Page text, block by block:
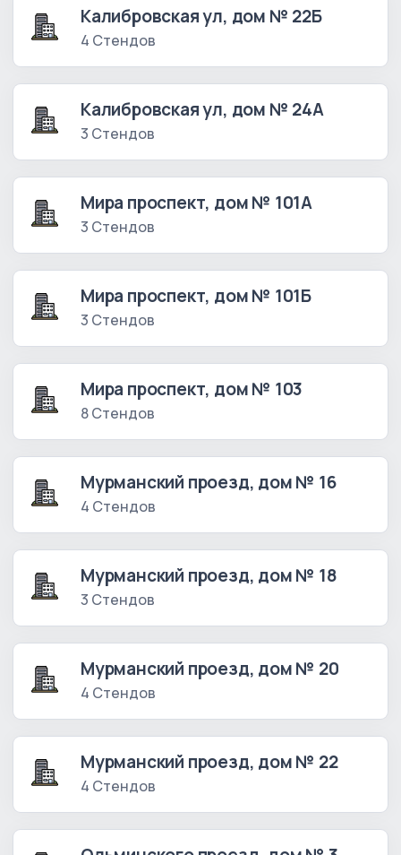
Калибровская ул, дом № 22Б
4 Стендов
Калибровская ул, дом № 24А
3 Стендов
Мира проспект, дом № 101А
3 Стендов
Мира проспект, дом № 101Б
3 Стендов
Мира проспект, дом № 103
8 Стендов
Мурманский проезд, дом № 16
4 Стендов
Мурманский проезд, дом № 18
3 Стендов
Мурманский проезд, дом № 20
4 Стендов
Мурманский проезд, дом № 22
4 Стендов